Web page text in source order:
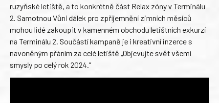
ruzyňské letiště, a to konkrétně část Relax zóny v Terminálu
2. Samotnou Vůni dálek pro zpříjemnění zimních měsíců
mohou lidé zakoupit v kamenném obchodu letištních exkurzí
na Terminálu 2. Součástí kampaně je i kreativní inzerce s
navoněným přáním za celé letiště „Objevujte svět všemi
smysly po celý rok 2024.“